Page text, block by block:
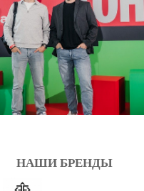
НАШИ БРЕНДЫ